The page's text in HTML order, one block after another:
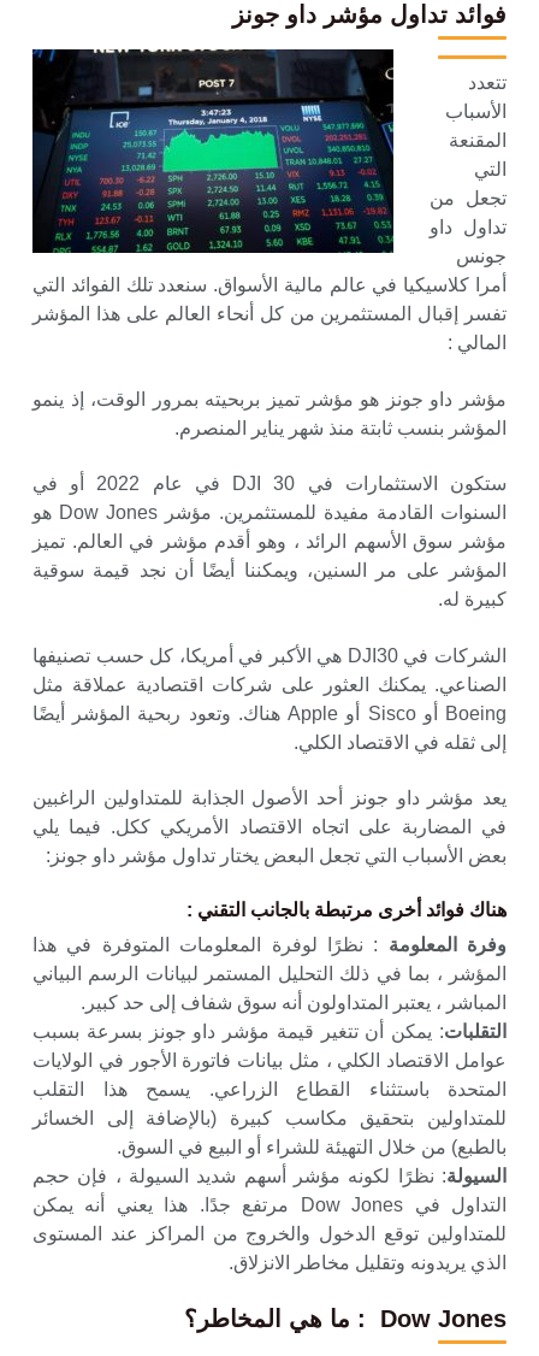
فوائد تداول مؤشر داو جونز
تتعدد
الأسباب
المقنعة
التي
تجعل من
تداول داو
جونس
أمرا كلاسيكيا في عالم مالية الأسواق. سنعدد تلك الفوائد التي
تفسر إقبال المستثمرين من كل أنحاء العالم على هذا المؤشر
المالي :
مؤشر داو جونز هو مؤشر تميز بربحيته بمرور الوقت، إذ ينمو
المؤشر بنسب ثابتة منذ شهر يناير المنصرم.
ستكون الاستثمارات في DJI 30 في عام 2022 أو في
السنوات القادمة مفيدة للمستثمرين. مؤشر Dow ​​Jones هو
مؤشر سوق الأسهم الرائد ، وهو أقدم مؤشر في العالم. تميز
المؤشر على مر السنين، ويمكننا أيضًا أن نجد قيمة سوقية
كبيرة له.
الشركات في DJI30 هي الأكبر في أمريكا، كل حسب تصنيفها
الصناعي. يمكنك العثور على شركات اقتصادية عملاقة مثل
Boeing أو Sisco أو Apple هناك. وتعود ربحية المؤشر أيضًا
إلى ثقله في الاقتصاد الكلي.
يعد مؤشر داو جونز أحد الأصول الجذابة للمتداولين الراغبين
في المضاربة على اتجاه الاقتصاد الأمريكي ككل. فيما يلي
بعض الأسباب التي تجعل البعض يختار تداول مؤشر داو جونز:
هناك فوائد أخرى مرتبطة بالجانب التقني :
وفرة المعلومة : نظرًا لوفرة المعلومات المتوفرة في هذا
المؤشر ، بما في ذلك التحليل المستمر لبيانات الرسم البياني
المباشر ، يعتبر المتداولون أنه سوق شفاف إلى حد كبير.
التقلبات: يمكن أن تتغير قيمة مؤشر داو جونز بسرعة بسبب
عوامل الاقتصاد الكلي ، مثل بيانات فاتورة الأجور في الولايات
المتحدة باستثناء القطاع الزراعي. يسمح هذا التقلب
للمتداولين بتحقيق مكاسب كبيرة (بالإضافة إلى الخسائر
بالطبع) من خلال التهيئة للشراء أو البيع في السوق.
السيولة: نظرًا لكونه مؤشر أسهم شديد السيولة ، فإن حجم
التداول في Dow Jones مرتفع جدًا. هذا يعني أنه يمكن
للمتداولين توقع الدخول والخروج من المراكز عند المستوى
الذي يريدونه وتقليل مخاطر الانزلاق.
Dow Jones : ما هي المخاطر؟